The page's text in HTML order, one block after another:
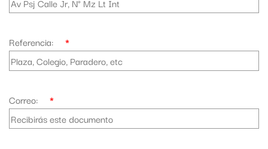
Referencia: *
Correo: *